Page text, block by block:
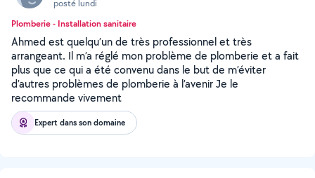
posté lundi
Plomberie - Installation sanitaire
Ahmed est quelqu’un de très professionnel et très
arrangeant. Il m’a réglé mon problème de plomberie et a fait
plus que ce qui a été convenu dans le but de m’éviter
d’autres problèmes de plomberie à l’avenir Je le
recommande vivement
Expert dans son domaine